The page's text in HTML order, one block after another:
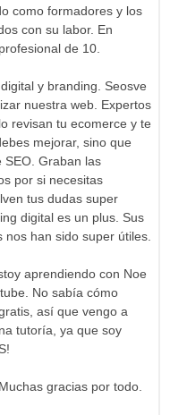
como formadores y los
con su labor. En
de 10.
y branding. Seosve
nuestra web. Expertos
revisan tu ecomerce y te
mejorar, sino que
SEO. Graban las
por si necesitas
tus dudas super
digital es un plus. Sus
han sido super útiles.
aprendiendo con Noe
No sabía cómo
así que vengo a
tutoría, ya que soy
gracias por todo.